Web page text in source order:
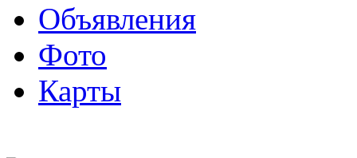
Объявления
Фото
Карты